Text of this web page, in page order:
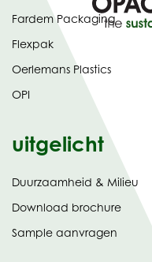
Fardem Packaging
Flexpak
Oerlemans Plastics
OPI
uitgelicht
Duurzaamheid & Milieu
Download brochure(opent
Sample aanvragen